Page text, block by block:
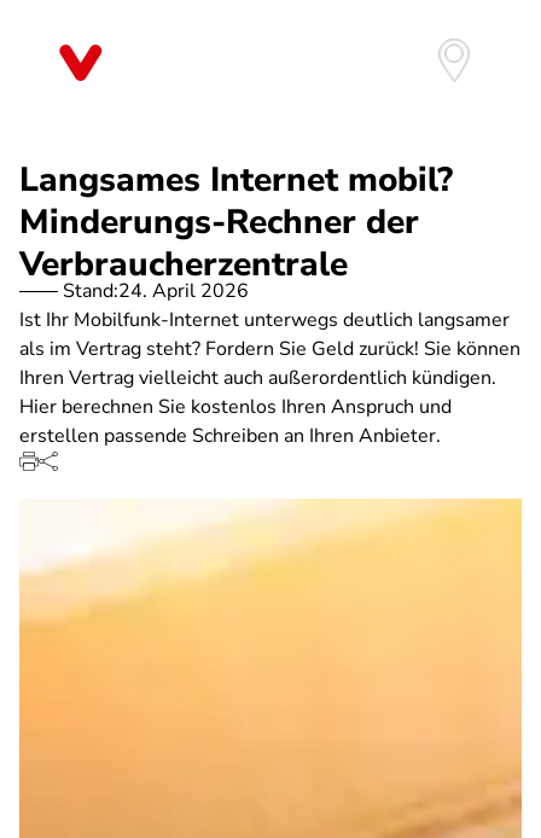
Langsames Internet mobil?
Minderungs-Rechner der
Verbraucherzentrale
Stand:24. April 2026
Ist Ihr Mobilfunk-Internet unterwegs deutlich langsamer
als im Vertrag steht? Fordern Sie Geld zurück! Sie können
Ihren Vertrag vielleicht auch außerordentlich kündigen.
Hier berechnen Sie kostenlos Ihren Anspruch und
erstellen passende Schreiben an Ihren Anbieter.